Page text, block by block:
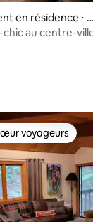
de 123
en résidence ⋅ W
au centre-
voyageurs
voyageurs